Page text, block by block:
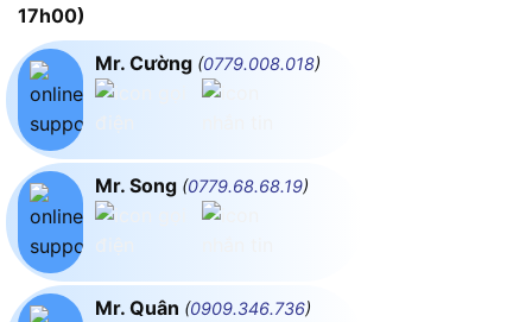
17h00)
Mr. Cường (0779.008.018)
Mr. Song (0779.68.68.19)
Mr. Quân (0909.346.736)